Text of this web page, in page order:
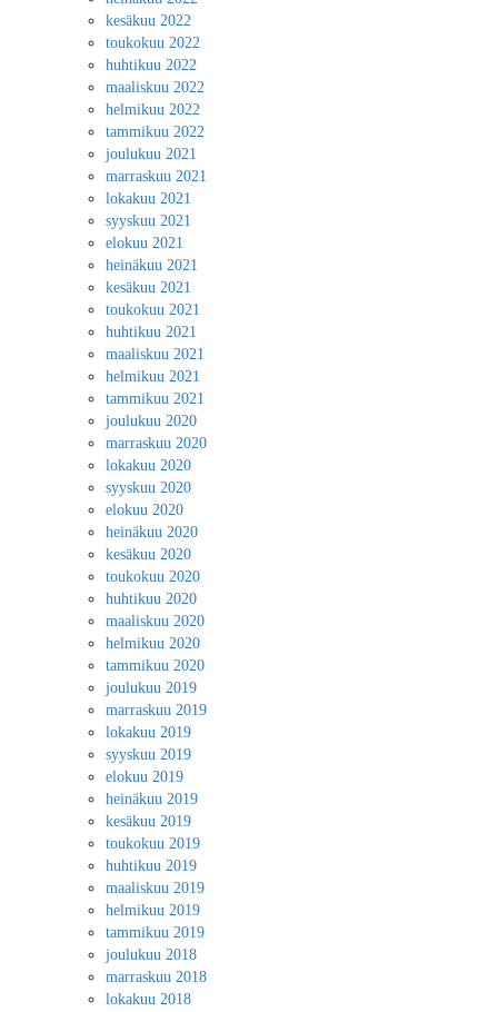
kesäkuu 2022
toukokuu 2022
huhtikuu 2022
maaliskuu 2022
helmikuu 2022
tammikuu 2022
joulukuu 2021
marraskuu 2021
lokakuu 2021
syyskuu 2021
elokuu 2021
heinäkuu 2021
kesäkuu 2021
toukokuu 2021
huhtikuu 2021
maaliskuu 2021
helmikuu 2021
tammikuu 2021
joulukuu 2020
marraskuu 2020
lokakuu 2020
syyskuu 2020
elokuu 2020
heinäkuu 2020
kesäkuu 2020
toukokuu 2020
huhtikuu 2020
maaliskuu 2020
helmikuu 2020
tammikuu 2020
joulukuu 2019
marraskuu 2019
lokakuu 2019
syyskuu 2019
elokuu 2019
heinäkuu 2019
kesäkuu 2019
toukokuu 2019
huhtikuu 2019
maaliskuu 2019
helmikuu 2019
tammikuu 2019
joulukuu 2018
marraskuu 2018
lokakuu 2018